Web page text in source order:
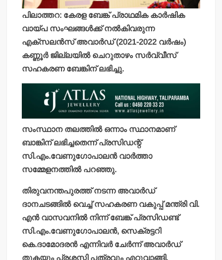
പിലാത്തറ: കേരള ബേങ്ക് പ്രാഥമിക കാര്‍ഷിക
വായ്പ സംഘങ്ങള്‍ക്ക് നല്‍കിവരുന്ന
എക്‌സലന്‍സ് അവാര്‍ഡ് (2021-2022 വര്‍ഷം)
കണ്ണൂര്‍ ജില്ലയില്‍ ചെറുതാഴം സര്‍വ്വീസ്
സഹകരണ ബേങ്കിന് ലഭിച്ചു.
സംസ്ഥാന തലത്തില്‍ ഒന്നാം സ്ഥാനമാണ്
ബാങ്കിന് ലഭിച്ചതെന്ന് പ്രസിഡന്റ്
സി.എം.വേണുഗോപാലന്‍ വാര്‍ത്താ
സമ്മേളനത്തില്‍ പറഞ്ഞു.
തിരുവനന്തപുരത്ത് നടന്ന അവാര്‍ഡ്
ദാനചടങ്ങില്‍ വെച്ച് സഹകരണ വകുപ്പ് മന്ത്രി വി.
എന്‍ വാസവനില്‍ നിന്ന് ബേങ്ക് പ്രസിഡണ്ട്
സി.എം.വേണുഗോപാലന്‍, സെക്രട്ടറി
കെ.ദാമോദരന്‍ എന്നിവര്‍ ചേര്‍ന്ന് അവാര്‍ഡ്
തുകയും പ്രശസ്തി പത്രവും എറ്റുവാങ്ങി.